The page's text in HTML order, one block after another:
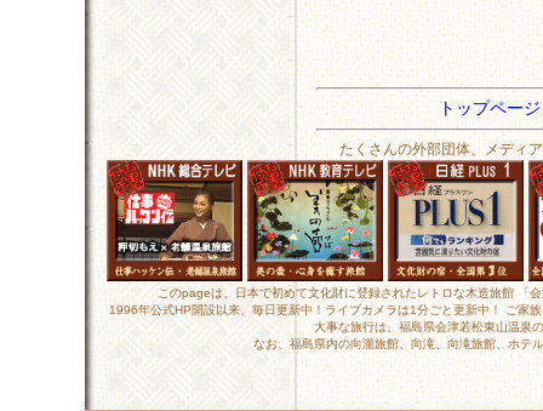
トップペー
たくさんの外部団体、メディ
このpageは、日本で初めて文化財に登録されたレトロな木造旅館
1996年公式HP開設以来、毎日更新中！ライブカメラは1分ごと更新中！ ご家
大事な旅行は、福島県会津若松東山温泉
なお、福島県内の向瀧旅館、向滝、向滝旅館、ホテ